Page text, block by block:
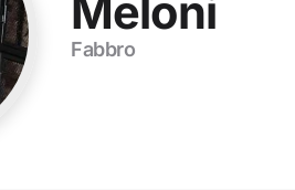
Meloni
Fabbro